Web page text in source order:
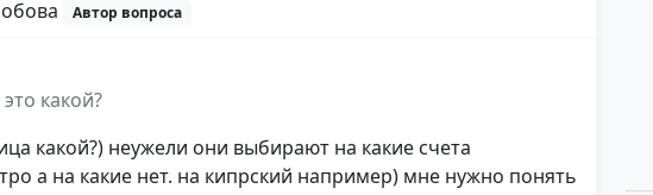
Автор вопроса
какой?
какой?) неужели они выбирают на какие счета
а на какие нет. на кипрский например) мне нужно понять